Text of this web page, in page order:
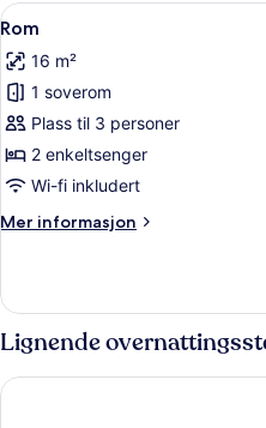
Åpne
alle
bildene
av
Rom
3
Rom
16 m²
1 soverom
Plass til 3 personer
2 enkeltsenger
Wi-fi inkludert
Mer informasjon
Mer
Lignende
Newark Hotel